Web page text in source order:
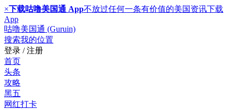
×下载咕噜美国通 App不放过任何一条有价值的美国资讯下载
App
咕噜美国通 (Guruin)
搜索我的位置
登录 / 注册
首页
头条
攻略
黑五
网红打卡